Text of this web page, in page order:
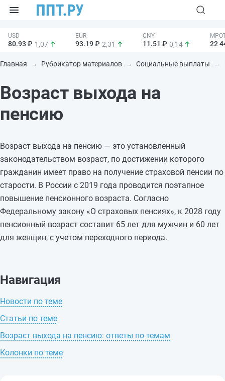
80.93 ₽ 1,07 93.19 ₽ 2,31 11.51 ₽ 0,14 22
Главная Рубрикатор материалов Социальные выплаты
Возраст выхода на
пенсию
Возраст выхода на пенсию — это установленный
законодательством возраст, по достижении которого
гражданин имеет право на получение страховой пенсии по
старости. В России с 2019 года проводится поэтапное
повышение пенсионного возраста. Согласно
Федеральному закону «О страховых пенсиях», к 2028 году
пенсионный возраст составит 65 лет для мужчин и 60 лет
для женщин, с учетом переходного периода.
Навигация
Новости по теме
Статьи по теме
Возраст выхода на пенсию: ответы по темам
Колонки по теме